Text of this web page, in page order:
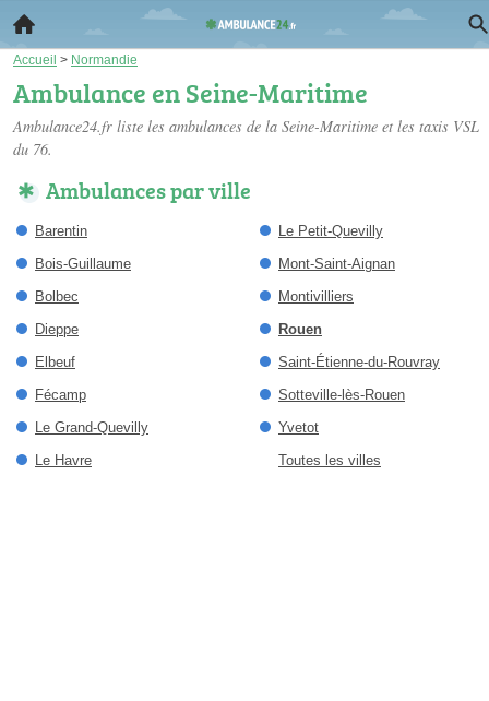
Accueil > Normandie
Ambulance en Seine-Maritime
Ambulance24.fr liste les ambulances de la Seine-Maritime et les taxis VSL
du 76.
Ambulances par ville
Barentin
Bois-Guillaume
Bolbec
Dieppe
Elbeuf
Fécamp
Le Grand-Quevilly
Le Havre
Le Petit-Quevilly
Mont-Saint-Aignan
Montivilliers
Rouen
Saint-Étienne-du-Rouvray
Sotteville-lès-Rouen
Yvetot
Toutes les villes